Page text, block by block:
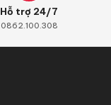
Hỗ trợ 24/7
0862.100.308